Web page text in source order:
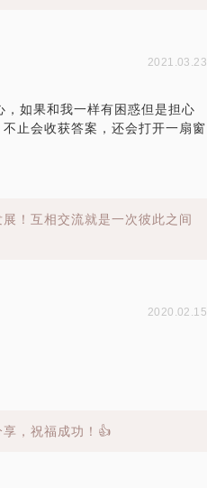
2021.03.23
如果和我一样有困惑但是担心
止会收获答案，还会打开一扇窗
！互相交流就是一次彼此之间
2020.02.15
，祝福成功！👍